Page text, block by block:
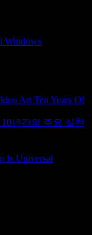
Windows
Art Ten Years Of
년간의 주요 실천
Is Universal